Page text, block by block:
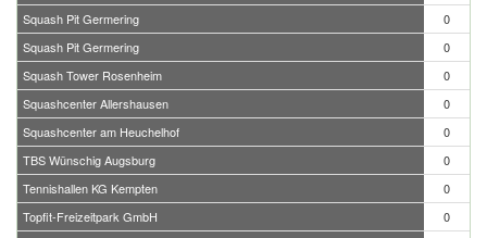
Squash Pit Germering
0
Squash Pit Germering
0
Squash Tower Rosenheim
0
Squashcenter Allershausen
0
Squashcenter am Heuchelhof
0
TBS Wünschig Augsburg
0
Tennishallen KG Kempten
0
Topfit-Freizeitpark GmbH
0